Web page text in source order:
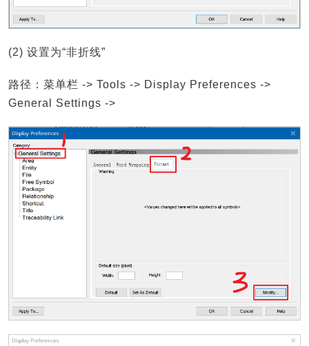
(2) 设置为“非折线”
路径：菜单栏 -> Tools -> Display Preferences ->
General Settings ->